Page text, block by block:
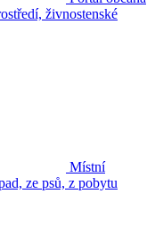
živnostenské
Místní
ze psů, z pobytu